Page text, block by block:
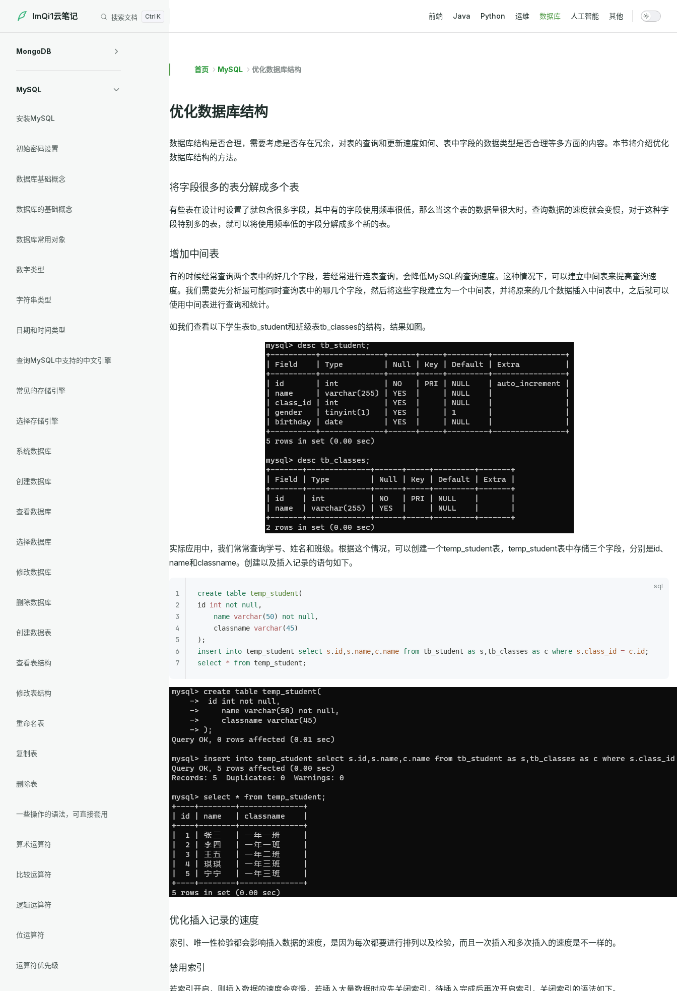
Skip to content
ImQi1云笔记 搜索文档 前端 Java Python 运维 数据库 人工智能 其他
MongoDB
MySQL
安装MySQL
初始密码设置
数据库基础概念
数据库的基础概念
数据库常用对象
数字类型
字符串类型
日期和时间类型
查询MySQL中支持的中文引擎
常见的存储引擎
选择存储引擎
系统数据库
创建数据库
查看数据库
选择数据库
修改数据库
删除数据库
创建数据表
查看表结构
修改表结构
重命名表
复制表
删除表
一些操作的语法，可直接套用
算术运算符
比较运算符
逻辑运算符
位运算符
运算符优先级
首页 MySQL 优化数据库结构
优化数据库结构
数据库结构是否合理，需要考虑是否存在冗余，对表的查询和更新速度如何、表中字段的数据类型是否合理等多方面的内容。本节将介绍优化
数据库结构的方法。
将字段很多的表分解成多个表
有些表在设计时设置了就包含很多字段，其中有的字段使用频率很低，那么当这个表的数据量很大时，查询数据的速度就会变慢，对于这种字
段特别多的表，就可以将使用频率低的字段分解成多个新的表。
增加中间表
有的时候经常查询两个表中的好几个字段，若经常进行连表查询，会降低MySQL的查询速度。这种情况下，可以建立中间表来提高查询速
度。我们需要先分析最可能同时查询表中的哪几个字段，然后将这些字段建立为一个中间表，并将原来的几个数据插入中间表中，之后就可以
使用中间表进行查询和统计。
如我们查看以下学生表tb_student和班级表tb_classes的结构，结果如图。
实际应用中，我们常常查询学号、姓名和班级。根据这个情况，可以创建一个temp_student表，temp_student表中存储三个字段，分别是id、
name和classname。创建以及插入记录的语句如下。
create table temp_student (
id int not null ,
    name
varchar(50) not null ,
    classname
varchar(45)
);
insert into temp_student select s . id ,s . name,c. name from tb_student as s,tb_classes as c where s . class_id = c. id ;
select * from temp_student;
优化插入记录的速度
索引、唯一性检验都会影响插入数据的速度，是因为每次都要进行排列以及检验，而且一次插入和多次插入的速度是不一样的。
禁用索引
若索引开启，则插入数据的速度会变慢，若插入大量数据时应先关闭索引，待插入完成后再次开启索引，关闭索引的语法如下。